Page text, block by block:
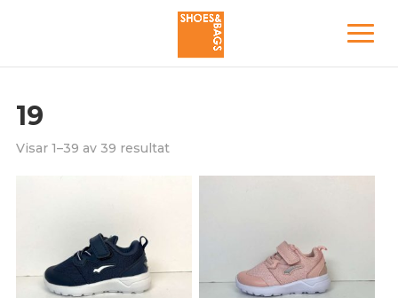
19
Visar 1–39 av 39 resultat